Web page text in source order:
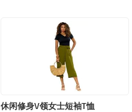
西制造。 可选颜色：
休闲修身V领女士短袖T恤